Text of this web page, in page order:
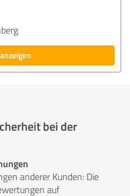
bei der
anderer Kunden: Die
auf